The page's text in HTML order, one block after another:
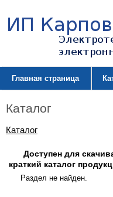
Главная страница
Каталог
Каталог
Доступен для
краткий каталог
Раздел не найден.